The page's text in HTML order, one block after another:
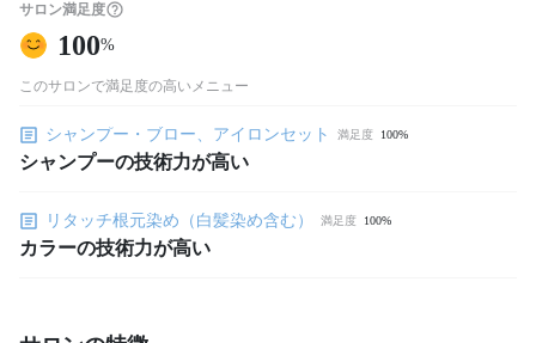
サロン満足度
100%
このサロンで満足度の高いメニュー
シャンプー・ブロー、アイロンセット 満足度 100%
シャンプーの技術力が高い
リタッチ根元染め（白髪染め含む） 満足度 100%
カラーの技術力が高い